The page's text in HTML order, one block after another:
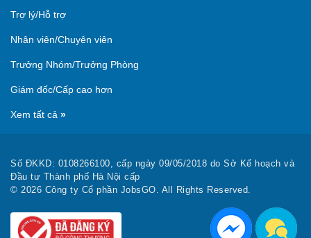
Trợ lý/Hỗ trợ
Nhân viên/Chuyên viên
Trưởng Nhóm/Trưởng Phòng
Giám đốc/Cấp cao hơn
Xem tất cả »
Số ĐKKD:‎‎ 0108266100, cấp ngày 09/05/2018 do Sở Kế hoạch và
Đầu tư Thành phố Hà Nội cấp
© 2026 Công ty Cổ phần JobsGO. All Rights Reserved.